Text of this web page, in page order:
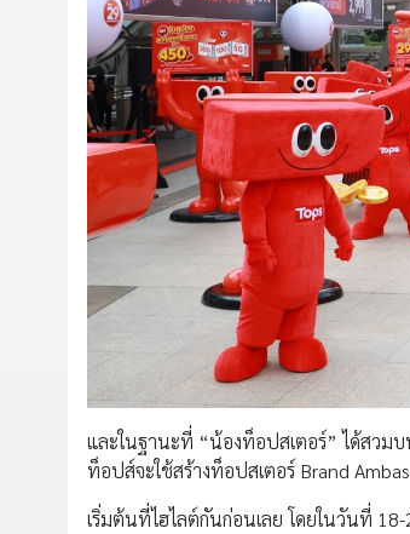
และในฐานะที่ “น้องท็อปสเตอร์” ได้สวมบ
ท็อปส์จะใช้สร้างท็อปสเตอร์ Brand
เริ่มต้นที่ไฮไลต์กันก่อนเลย โดยในวันที่